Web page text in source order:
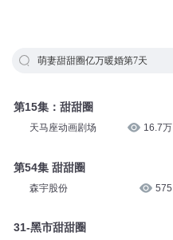
萌妻甜甜圈亿万暖婚第7天
第15集：甜甜圈
天马座动画剧场 16.7万
第54集 甜甜圈
森宇股份 575
31-黑市甜甜圈